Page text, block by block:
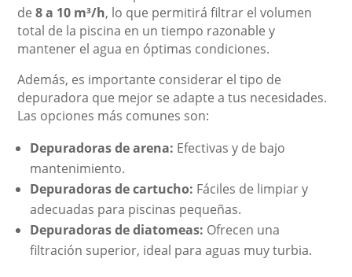
de8 a 10 m³/h, lo que permitirá filtrar el volumen
total de la piscina en un tiempo razonable y
mantener el agua en óptimas condiciones.
Además, es importante considerar el tipo de
depuradora que mejor se adapte a tus necesidades.
Las opciones más comunes son:
Depuradoras de arena: Efectivas y de bajo
mantenimiento.
Depuradoras de cartucho: Fáciles de limpiar y
adecuadas para piscinas pequeñas.
Depuradoras de diatomeas: Ofrecen una
filtración superior, ideal para aguas muy turbia.